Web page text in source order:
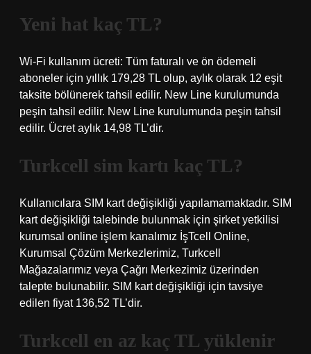
Yeni hat kaç TL?
Wi-Fi kullanım ücreti: Tüm faturalı ve ön ödemeli
aboneler için yıllık 179,28 TL olup, aylık olarak 12 eşit
taksite bölünerek tahsil edilir. New Line kurulumunda
peşin tahsil edilir. New Line kurulumunda peşin tahsil
edilir. Ücret aylık 14,98 TL’dir.
Turkcell sim kartı kaç TL?
Kullanıcılara SIM kart değişikliği yapılamamaktadır. SIM
kart değişikliği talebinde bulunmak için şirket yetkilisi
kurumsal online işlem kanalımız İşTcell Online,
Kurumsal Çözüm Merkezlerimiz, Turkcell
Mağazalarımız veya Çağrı Merkezimiz üzerinden
talepte bulunabilir. SIM kart değişikliği için tavsiye
edilen fiyat 136,52 TL’dir.
Turkcell en az kaç TL yüklenir